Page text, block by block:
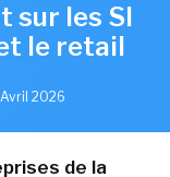
sur les SI
le retail
2026
de la